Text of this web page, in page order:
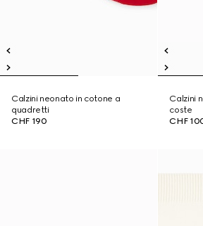
Calzini neonato in cotone a
quadretti
CHF 190
Calzini
coste
CHF